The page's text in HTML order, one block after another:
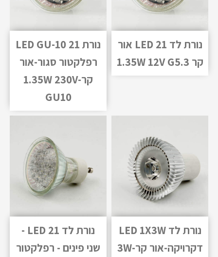
נורת לד 21 LED אור
קר 1.35W 12V G5.3
נורת 21 LED GU-10
רפלקטור סגור-אור
קר-1.35W 230V
GU10
נורת לד LED 1X3W
דקרויקה-אור קר-3W
נורת לד LED 21 -
שני פינים - רפלקטור